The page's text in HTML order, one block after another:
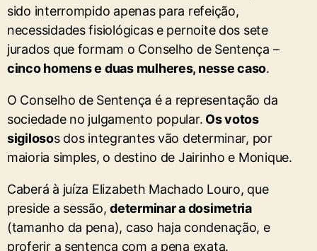
sido interrompido apenas para refeição,
necessidades fisiológicas e pernoite dos sete
jurados que formam o Conselho de Sentença –
cinco homens e duas mulheres, nesse caso.
O Conselho de Sentença é a representação da
sociedade no julgamento popular. Os votos
sigilosos dos integrantes vão determinar, por
maioria simples, o destino de Jairinho e Monique.
Caberá à juíza Elizabeth Machado Louro, que
preside a sessão,determinar a dosimetria
(tamanho da pena), caso haja condenação, e
proferir a sentença com a pena exata.